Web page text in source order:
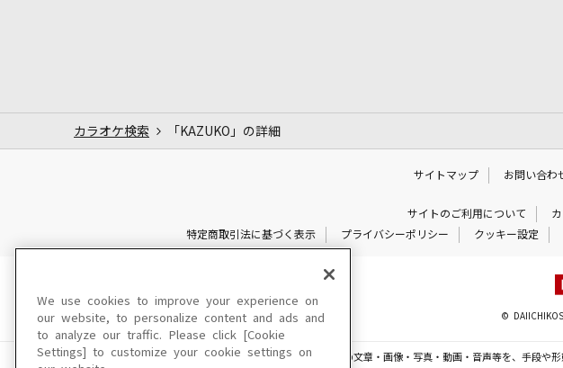
カラオケ検索 「KAZUKO」の詳細
サイトマップ お問い合わ
サイトのご利用について
特定商取引法に基づく表示
プライバシーポリシー クッキー設定
©
このサイトに掲載されている一切の文章・画像・写真・動画・音声等を、手段や
We use cookies to improve your experience on
our website, to personalize content and ads and
to analyze our traffic. Please click [Cookie
Settings] to customize your cookie settings on